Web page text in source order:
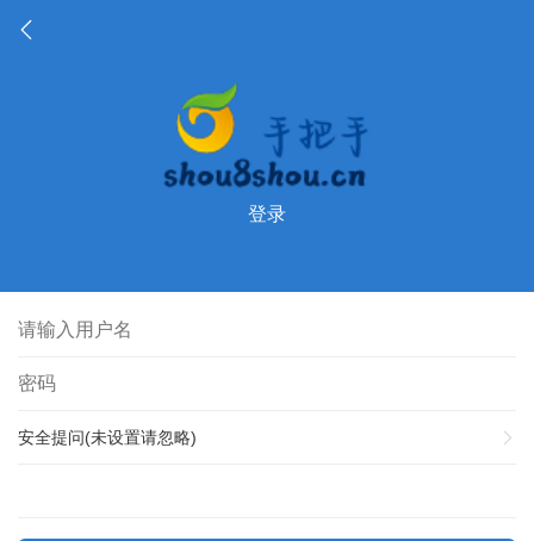
登录
安全提问(未设置请忽略)